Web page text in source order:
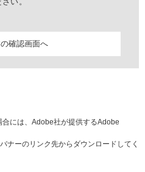
には、Adobe社が提供するAdobe
ナーのリンク先からダウンロードしてく